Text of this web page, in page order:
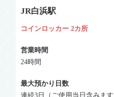
JR白浜駅
コインロッカー2カ所
営業時間
24時間
最大預かり日数
連続3日（ご使用当日含みます